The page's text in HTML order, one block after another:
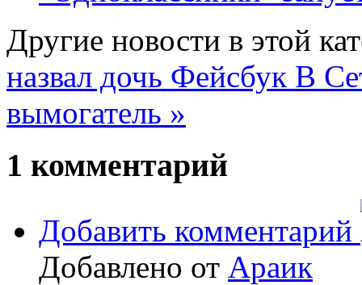
Другие новости в этой
назвал дочь Фейсбук В
вымогатель »
1 комментарий
Добавить комментарий
Добавлено от Араик